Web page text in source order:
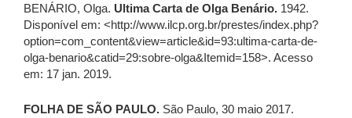
BENÁRIO, Olga. Ultima Carta de Olga Benário. 1942.
Disponível em: <http://www.ilcp.org.br/prestes/index.php?
option=com_content&view=article&id=93:ultima-carta-de-
olga-benario&catid=29:sobre-olga&Itemid=158>. Acesso
em: 17 jan. 2019.
FOLHA DE SÃO PAULO. São Paulo, 30 maio 2017.